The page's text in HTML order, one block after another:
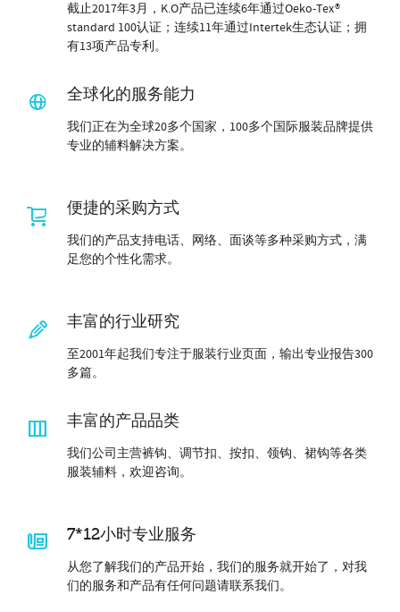
截止2017年3月，K.O产品已连续6年通过Oeko-Tex®
standard 100认证；连续11年通过Intertek生态认证；拥
有13项产品专利。
全球化的服务能力
我们正在为全球20多个国家，100多个国际服装品牌提供
专业的辅料解决方案。
便捷的采购方式
我们的产品支持电话、网络、面谈等多种采购方式，满
足您的个性化需求。
丰富的行业研究
至2001年起我们专注于服装行业页面，输出专业报告300
多篇。
丰富的产品品类
我们公司主营裤钩、调节扣、按扣、领钩、裙钩等各类
服装辅料，欢迎咨询。
7*12小时专业服务
从您了解我们的产品开始，我们的服务就开始了，对我
们的服务和产品有任何问题请联系我们。